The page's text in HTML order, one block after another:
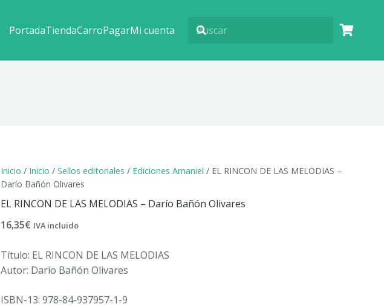
PortadaTiendaCarroPagarMi cuenta
Inicio / Inicio / Sellos editoriales / Ediciones Amaniel / EL RINCON DE LAS MELODIAS –
Darío Bañón Olivares
EL RINCON DE LAS MELODIAS – Darío Bañón Olivares
16,35€ IVA incluido
Título: EL RINCON DE LAS MELODIAS
Autor: Darío Bañón Olivares
ISBN-13: 978-84-937957-1-9